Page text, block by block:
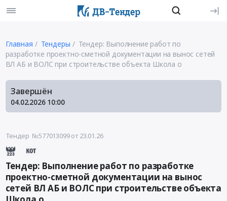
Главная Тендеры
Тендер: Выполнение работ по
разработке проектно-сметной документации на вынос сетей
ВЛ АБ и ВОЛС при строительстве объекта Школа о
Завершён
04.02.2026 10:00
Тендер №577013099от 23.01.26
Тендер: Выполнение работ по разработке
проектно-сметной документации на вынос
сетей ВЛ АБ и ВОЛС при строительстве объекта